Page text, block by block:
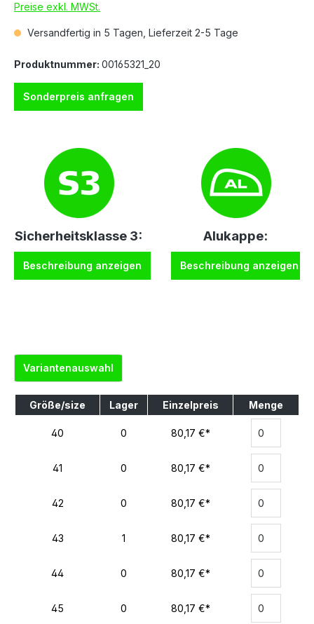
Preise exkl. MWSt.
Versandfertig in 5 Tagen, Lieferzeit 2-5 Tage
Produktnummer: 00165321_20
Sonderpreis anfragen
Sicherheitsklasse 3:
Beschreibung anzeigen
Alukappe:
Beschreibung anzeigen
Variantenauswahl
Größe/size Lager Einzelpreis Menge
40 0 80,17 €*
41 0 80,17 €*
42 0 80,17 €*
43 1 80,17 €*
44 0 80,17 €*
45 0 80,17 €*